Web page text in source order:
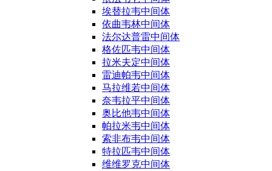
埃替拉韦中间体
依曲韦林中间体
法尔达普雷中间体
格佐匹韦中间体
拉米夫定中间体
雷迪帕韦中间体
马拉维若中间体
奈韦拉平中间体
奥比他韦中间体
帕拉米韦中间体
索非布韦中间体
特拉匹韦中间体
维维罗克中间体